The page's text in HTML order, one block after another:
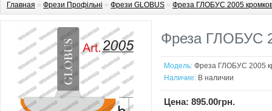
Главная » Фрези Профільні » Фрези GLOBUS » Фреза ГЛОБУС 2005
Фреза ГЛОБУС
Модель: Фреза ГЛОБУС 2005
Наличие: В наличии
Цена: 895.00грн.